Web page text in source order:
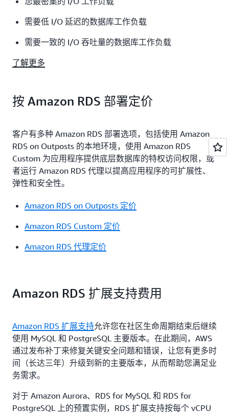
需要低 I/O 延迟的数据库工作负载
需要一致的 I/O 吞吐量的数据库工作负载
了解更多
按 Amazon RDS 部署定价
客户有多种 Amazon RDS 部署选项，包括使用 Amazon
RDS on Outposts 的本地环境，使用 Amazon RDS
Custom 为应用程序提供底层数据库的特权访问权限，或
者运行 Amazon RDS 代理以提高应用程序的可扩展性、
弹性和安全性。
Amazon RDS on Outposts 定价
Amazon RDS Custom 定价
Amazon RDS 代理定价
Amazon RDS 扩展支持费用
Amazon RDS 扩展支持允许您在社区生命周期结束后继续
使用 MySQL 和 PostgreSQL 主要版本。在此期间，AWS
通过发布补丁来修复关键安全问题和错误，让您有更多时
间（长达三年）升级到新的主要版本，从而帮助您满足业
务需求。
对于 Amazon Aurora、RDS for MySQL 和 RDS for
PostgreSQL 上的预置实例，RDS 扩展支持按每个 vCPU